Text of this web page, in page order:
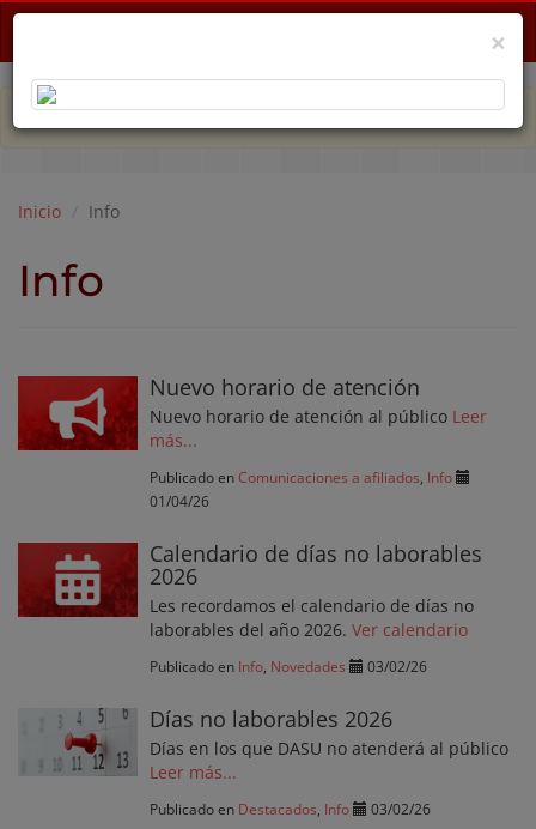
Menu
PLAN DE EMERGENCIA POR CRISIS ECONÓMICA
Inicio Info
Info
Nuevo horario de atención
Nuevo horario de atención al público Leer
más...
Publicado en Comunicaciones a afiliados Info
01/04/26
Calendario de días no laborables
2026
Les recordamos el calendario de días no
laborables del año 2026. Ver calendario
Publicado en Info Novedades 03/02/26
Días no laborables 2026
Días en los que DASU no atenderá al público
Leer más...
Publicado en Destacados Info 03/02/26
×